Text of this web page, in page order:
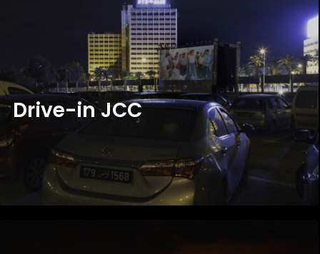
DRIVE-INJCC